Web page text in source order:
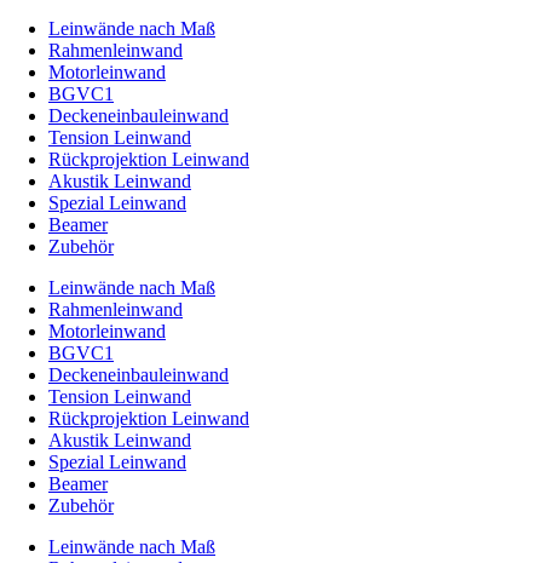
Leinwände nach Maß
Rahmenleinwand
Motorleinwand
BGVC1
Deckeneinbauleinwand
Tension Leinwand
Rückprojektion Leinwand
Akustik Leinwand
Spezial Leinwand
Beamer
Zubehör
Leinwände nach Maß
Rahmenleinwand
Motorleinwand
BGVC1
Deckeneinbauleinwand
Tension Leinwand
Rückprojektion Leinwand
Akustik Leinwand
Spezial Leinwand
Beamer
Zubehör
Leinwände nach Maß